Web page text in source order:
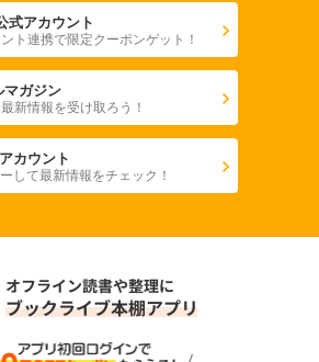
式アカウント
ト連携で限定クーポンゲット！
マガジン
新情報を受け取ろう！
カウント
して最新情報をチェック！